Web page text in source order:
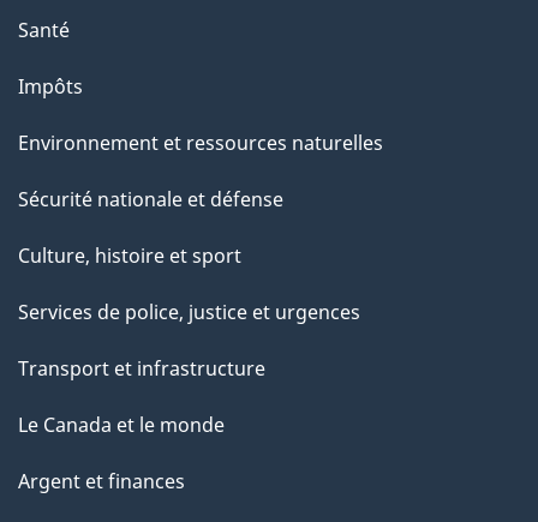
t
e
a
g
Santé
Impôts
Environnement et ressources naturelles
Sécurité nationale et défense
Culture, histoire et sport
Services de police, justice et urgences
Transport et infrastructure
Le Canada et le monde
Argent et finances